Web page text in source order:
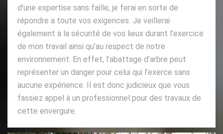
d’une expertise sans faille, je ferai en sorte de
répondre a toute vos exigences. Je veillerai
également à la sécurité de vos lieux durant l’exercice
de mon travail ainsi qu’au respect de notre
environnement. En effet, l’abattage d’arbre peut
représenter un danger pour celui qui l’exerce sans
aucune expérience. Il est donc judicieux que vous
fassiez appel à un professionnel pour des travaux de
cette envergure.